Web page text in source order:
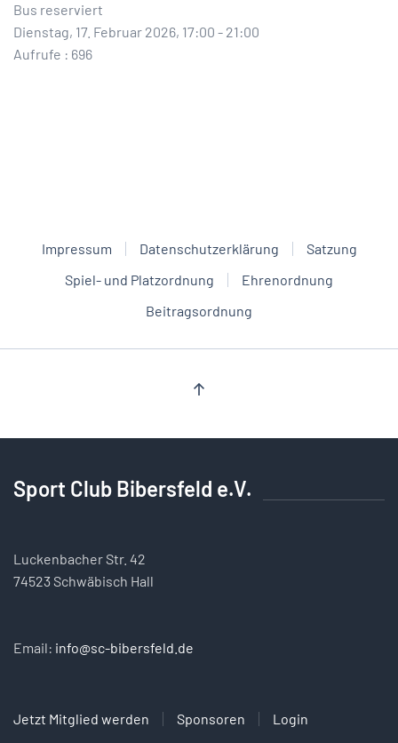
Bus reserviert
Dienstag, 17. Februar 2026, 17:00 - 21:00
Aufrufe : 696
Impressum Datenschutzerklärung
Satzung
Spiel- und Platzordnung
Ehrenordnung
Beitragsordnung
Sport Club Bibersfeld e.V.
Luckenbacher Str. 42
74523 Schwäbisch Hall
Email: info@sc-bibersfeld.de
Jetzt Mitglied werden Sponsoren Login